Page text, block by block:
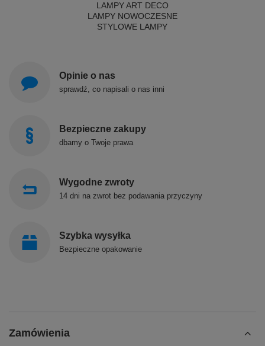
LAMPY ART DECO
LAMPY NOWOCZESNE
STYLOWE LAMPY
Opinie o nas
sprawdź, co napisali o nas inni
Bezpieczne zakupy
dbamy o Twoje prawa
Wygodne zwroty
14 dni na zwrot bez podawania przyczyny
Szybka wysyłka
Bezpieczne opakowanie
Zamówienia